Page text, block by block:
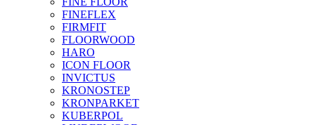
FINEFLEX
FIRMFIT
FLOORWOOD
HARO
ICON FLOOR
INVICTUS
KRONOSTEP
KRONPARKET
KUBERPOL